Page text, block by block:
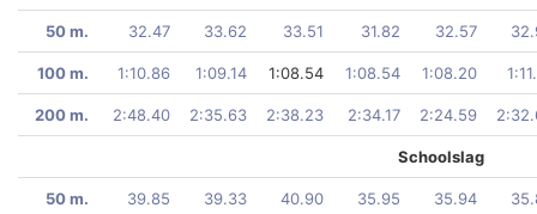
50 m. 32.47 33.62 33.51 31.82 32.57
100 m. 1:10.86 1:09.14 1:08.54 1:08.54 1:08.20
200 m. 2:48.40 2:35.63 2:38.23 2:34.17 2:24.59
Schoolslag
50 m. 39.85 39.33 40.90 35.95 35.94